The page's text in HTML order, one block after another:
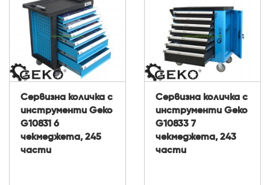
Сервизна количка с
инструменти Geko
G10831 6
чекмеджета, 245
части
Сервизна количка с
инструменти Geko
G10833 7
чекмеджета, 243
части